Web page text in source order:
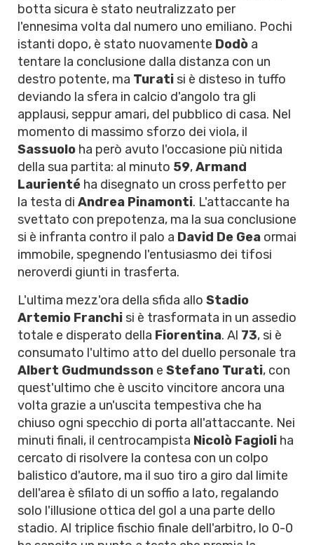
botta sicura è stato neutralizzato per
l'ennesima volta dal numero uno emiliano. Pochi
istanti dopo, è stato nuovamente Dodò a
tentare la conclusione dalla distanza con un
destro potente, ma Turati si è disteso in tuffo
deviando la sfera in calcio d'angolo tra gli
applausi, seppur amari, del pubblico di casa. Nel
momento di massimo sforzo dei viola, il
Sassuolo ha però avuto l'occasione più nitida
della sua partita: al minuto 59,Armand
Laurienté ha disegnato un cross perfetto per
la testa di Andrea Pinamonti. L'attaccante ha
svettato con prepotenza, ma la sua conclusione
si è infranta contro il palo a David De Gea ormai
immobile, spegnendo l'entusiasmo dei tifosi
neroverdi giunti in trasferta.
L'ultima mezz'ora della sfida allo Stadio
Artemio Franchi si è trasformata in un assedio
totale e disperato della Fiorentina. Al 73, si è
consumato l'ultimo atto del duello personale tra
Albert Gudmundsson e Stefano Turati, con
quest'ultimo che è uscito vincitore ancora una
volta grazie a un'uscita tempestiva che ha
chiuso ogni specchio di porta all'attaccante. Nei
minuti finali, il centrocampista Nicolò Fagioli ha
cercato di risolvere la contesa con un colpo
balistico d'autore, ma il suo tiro a giro dal limite
dell'area è sfilato di un soffio a lato, regalando
solo l'illusione ottica del gol a una parte dello
stadio. Al triplice fischio finale dell'arbitro, lo 0-0